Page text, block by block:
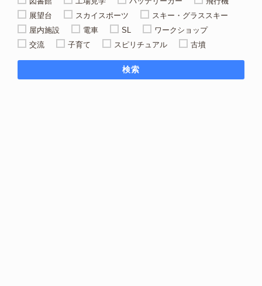
展望台
スカイスポーツ
スキー・グラススキー
屋内施設
電車 SL
ワークショップ
交流
子育て スピリチュアル 古墳
検索